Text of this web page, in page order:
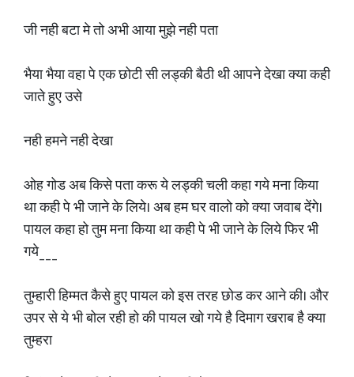
जी नही बटा मे तो अभी आया मुझे नही पता
भैया भैया वहा पे एक छोटी सी लड्की बैठी थी आपने देखा क्या कही
जाते हुए उसे
नही हमने नही देखा
ओह गोड अब किसे पता करू ये लड्की चली कहा गये मना किया
था कही पे भी जाने के लिये। अब हम घर वालो को क्या जवाब देंगे।
पायल कहा हो तुम मना किया था कही पे भी जाने के लिये फिर भी
गये___
तुम्हारी हिम्मत कैसे हुए पायल को इस तरह छोड कर आने की। और
उपर से ये भी बोल रही हो की पायल खो गये है दिमाग खराब है क्या
तुम्हरा